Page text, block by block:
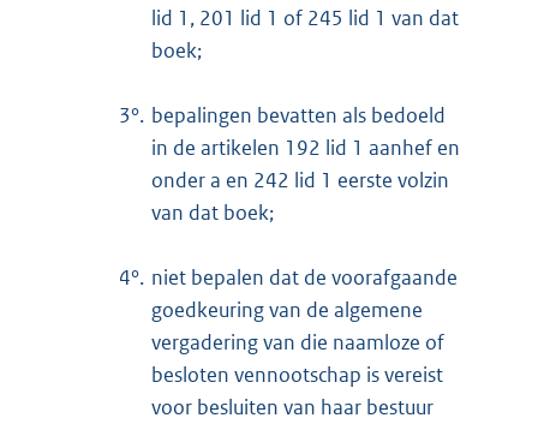
lid 1, 201 lid 1 of 245 lid 1 van dat
boek;
3°. bepalingen bevatten als bedoeld
in de artikelen 192 lid 1 aanhef en
onder a en 242 lid 1 eerste volzin
van dat boek;
4°. niet bepalen dat de voorafgaande
goedkeuring van de algemene
vergadering van die naamloze of
besloten vennootschap is vereist
voor besluiten van haar bestuur